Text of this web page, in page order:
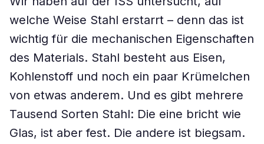
welche Weise Stahl erstarrt – denn das ist
wichtig für die mechanischen Eigenschaften
des Materials. Stahl besteht aus Eisen,
Kohlenstoff und noch ein paar Krümelchen
von etwas anderem. Und es gibt mehrere
Tausend Sorten Stahl: Die eine bricht wie
Glas, ist aber fest. Die andere ist biegsam.